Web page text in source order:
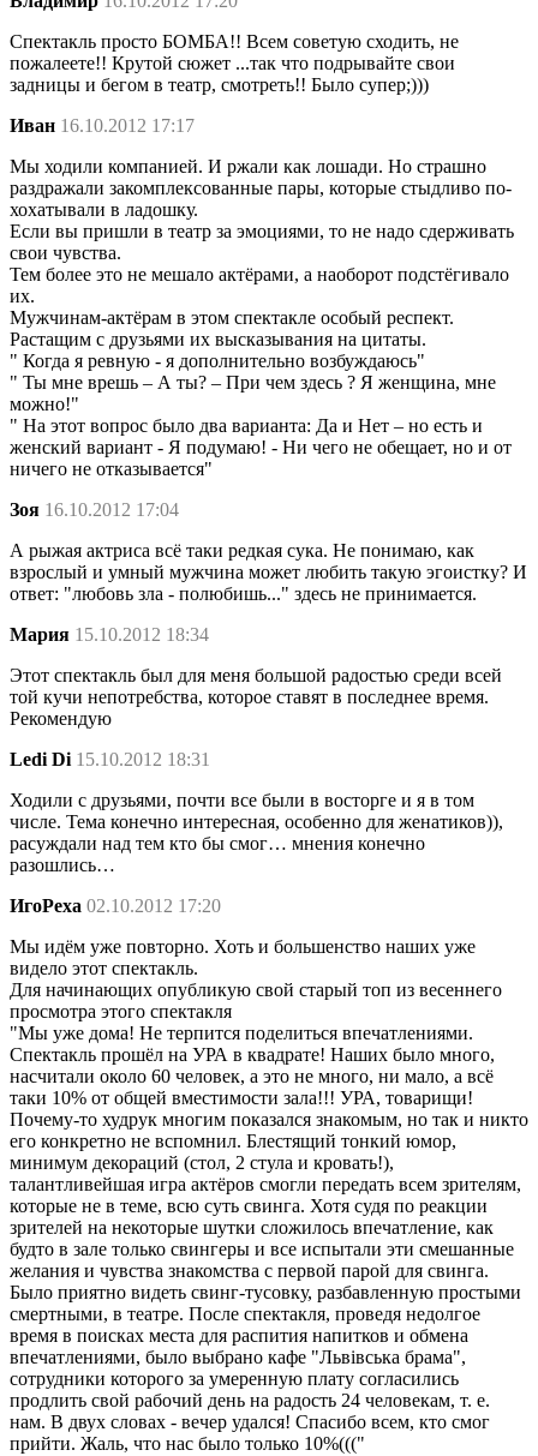
Спектакль просто БОМБА!! Всем советую сходить, не
пожалеете!! Крутой сюжет ...так что подрывайте свои
задницы и бегом в театр, смотреть!! Было супер;)))
Иван 16.10.2012 17:17
Мы ходили компанией. И ржали как лошади. Но страшно
раздражали закомплексованные пары, которые стыдливо по-
хохатывали в ладошку.
Если вы пришли в театр за эмоциями, то не надо сдерживать
свои чувства.
Тем более это не мешало актёрами, а наоборот подстёгивало
их.
Мужчинам-актёрам в этом спектакле особый респект.
Растащим с друзьями их высказывания на цитаты.
" Когда я ревную - я дополнительно возбуждаюсь"
" Ты мне врешь – А ты? – При чем здесь ? Я женщина, мне
можно!"
" На этот вопрос было два варианта: Да и Нет – но есть и
женский вариант - Я подумаю! - Ни чего не обещает, но и от
ничего не отказывается"
Зоя 16.10.2012 17:04
А рыжая актриса всё таки редкая сука. Не понимаю, как
взрослый и умный мужчина может любить такую эгоистку? И
ответ: "любовь зла - полюбишь..." здесь не принимается.
Мария 15.10.2012 18:34
Этот спектакль был для меня большой радостью среди всей
той кучи непотребства, которое ставят в последнее время.
Рекомендую
Ledi Di 15.10.2012 18:31
Ходили с друзьями, почти все были в восторге и я в том
числе. Тема конечно интересная, особенно для женатиков)),
расуждали над тем кто бы смог… мнения конечно
разошлись…
ИгоРеха 02.10.2012 17:20
Мы идём уже повторно. Хоть и большенство наших уже
видело этот спектакль.
Для начинающих опубликую свой старый топ из весеннего
просмотра этого спектакля
"Мы уже дома! Не терпится поделиться впечатлениями.
Спектакль прошёл на УРА в квадрате! Наших было много,
насчитали около 60 человек, а это не много, ни мало, а всё
таки 10% от общей вместимости зала!!! УРА, товарищи!
Почему-то худрук многим показался знакомым, но так и никто
его конкретно не вспомнил. Блестящий тонкий юмор,
минимум декораций (стол, 2 стула и кровать!),
талантливейшая игра актёров смогли передать всем зрителям,
которые не в теме, всю суть свинга. Хотя судя по реакции
зрителей на некоторые шутки сложилось впечатление, как
будто в зале только свингеры и все испытали эти смешанные
желания и чувства знакомства с первой парой для свинга.
Было приятно видеть свинг-тусовку, разбавленную простыми
смертными, в театре. После спектакля, проведя недолгое
время в поисках места для распития напитков и обмена
впечатлениями, было выбрано кафе "Львівська брама",
сотрудники которого за умеренную плату согласились
продлить свой рабочий день на радость 24 человекам, т. е.
нам. В двух словах - вечер удался! Спасибо всем, кто смог
прийти. Жаль, что нас было только 10%((("